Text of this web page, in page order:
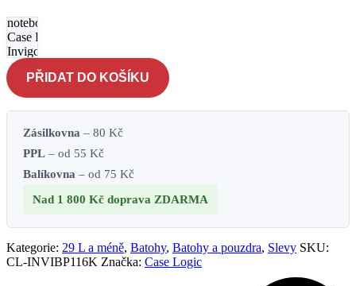
notebook
Case Logic
Invigo Eco
INVIBP116
- černý
množství
PŘIDAT DO KOŠÍKU
Zásilkovna – 80 Kč
PPL – od 55 Kč
Balíkovna – od 75 Kč
Nad 1 800 Kč doprava ZDARMA
Kategorie: 29 L a méně, Batohy, Batohy a pouzdra, Slevy SKU:
CL-INVIBP116K Značka: Case Logic